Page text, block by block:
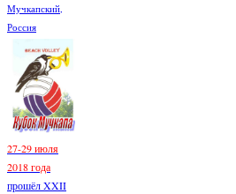
Мучкапский,
Россия
27-29 июля
2018 года
прошёл XXII